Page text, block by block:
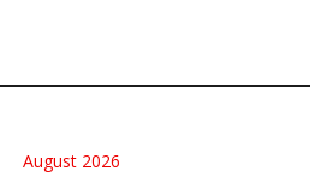
August 2026